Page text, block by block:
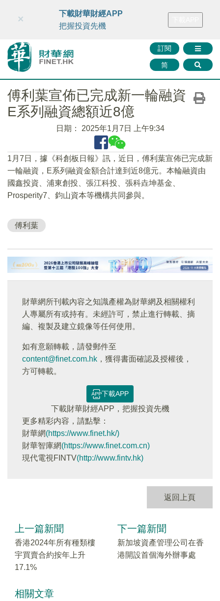
財華智庫網 FINTV FINMETA 財華證券 媒體矩陣
訂閱
简
×
下載財華財經APP
把握投資先機
傅利葉宣佈已完成新⼀輪融資
E系列融資總額近8億
日期： 2025年1月7日 上午9:34
1月7日，據《科創板日報》訊，近日，傅利葉宣佈已完成新
⼀輪融資，E系列融資⾦額合計達到近8億元。本輪融資由
國鑫投資、浦東創投、張江科投、張科垚坤基⾦、
Prosperity7、鈞⼭資本等機構共同參與。
傅利葉
財華網所刊載內容之知識產權為財華網及相關權利
人專屬所有或持有。未經許可，禁止進行轉載、摘
編、複製及建立鏡像等任何使用。
如有意願轉載，請發郵件至
content@finet.com.hk ，獲得書面確認及授權後，
方可轉載。
下載APP
下載財華財經APP，把握投資先機
更多精彩内容，請點擊：
財華網(https://www.finet.hk/)
財華智庫網(https://www.finet.com.cn)
現代電視FINTV(http://www.fintv.hk)
返回上頁
上一篇新聞
香港2024年所有種類樓
宇買賣合約按年上升
17.1%
下一篇新聞
新加坡資產管理公司在香
港開設首個海外辦事處
相關文章